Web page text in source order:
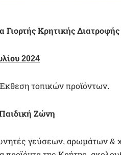
Κρητικής
2024
τοπικών προϊόντων.
Ζώνη
γεύσεων, αρωμάτων &